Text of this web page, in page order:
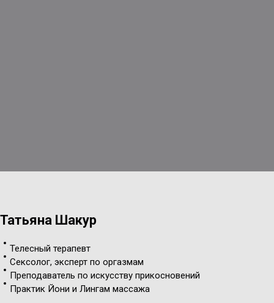
Татьяна Шакур
Телесный терапевт
Сексолог, эксперт по оргазмам
Преподаватель по искусству прикосновений
Практик Йони и Лингам массажа